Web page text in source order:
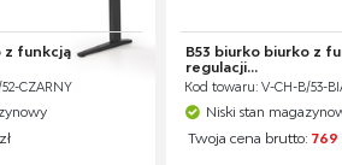
z funkcją
CZARNY
B53 biurko biurko z
regulacji...
Kod towaru: V-CH-B/53-
Niski stan
Twoja cena brutto: 769